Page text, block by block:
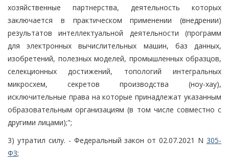
хозяйственные партнерства, деятельность которых
заключается в практическом применении (внедрении)
результатов интеллектуальной деятельности (программ
для электронных вычислительных машин, баз данных,
изобретений, полезных моделей, промышленных образцов,
селекционных достижений, топологий интегральных
микросхем, секретов производства (ноу-хау),
исключительные права на которые принадлежат указанным
образовательным организациям (в том числе совместно с
другими лицами);";
3) утратил силу. - Федеральный закон от 02.07.2021 N 305-
ФЗ;